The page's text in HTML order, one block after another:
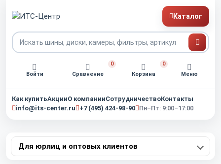
Каталог
Войти Сравнение
0
Корзина
0
Меню
Как купитьАкцииО компанииСотрудничествоКонтакты
info@its-center.ru
+7 (495) 424-98-90 Пн–Пт: 9:00–17:00
Для юрлиц и оптовых клиентов